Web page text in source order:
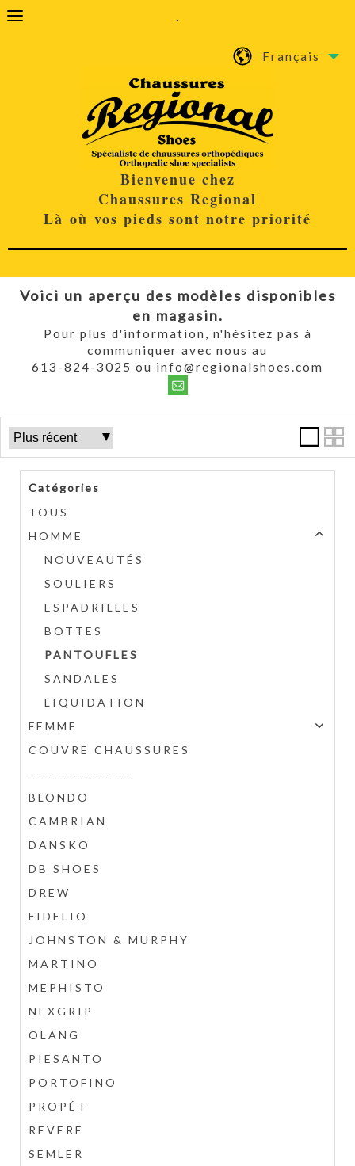
.
Français
Bienvenue chez
Chaussures Regional
Là où vos pieds sont notre priorité
Voici un aperçu des modèles disponibles
en magasin.
Pour plus d'information, n'hésitez pas à
communiquer avec nous au
613-824-3025 ou info@regionalshoes.com
Catégories
TOUS
HOMME
NOUVEAUTÉS
SOULIERS
ESPADRILLES
BOTTES
PANTOUFLES
SANDALES
LIQUIDATION
FEMME
COUVRE CHAUSSURES
BLONDO
CAMBRIAN
DANSKO
DB SHOES
DREW
FIDELIO
JOHNSTON & MURPHY
MARTINO
MEPHISTO
NEXGRIP
OLANG
PIESANTO
PORTOFINO
PROPÉT
REVERE
SEMLER